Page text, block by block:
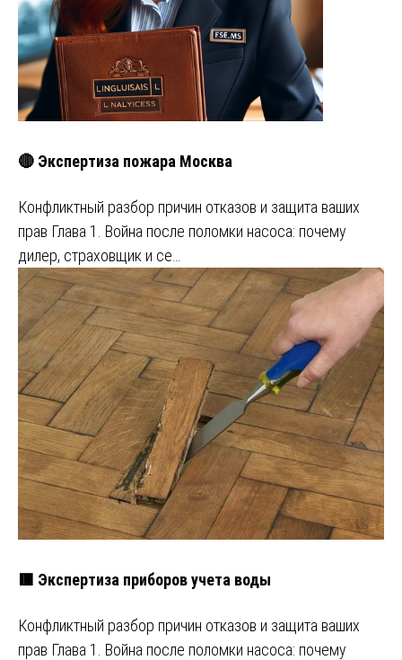
🔴 Экспертиза пожара Москва
Конфликтный разбор причин отказов и защита ваших
прав Глава 1. Война после поломки насоса: почему
дилер, страховщик и се…
🟥 Экспертиза приборов учета воды
Конфликтный разбор причин отказов и защита ваших
прав Глава 1. Война после поломки насоса: почему